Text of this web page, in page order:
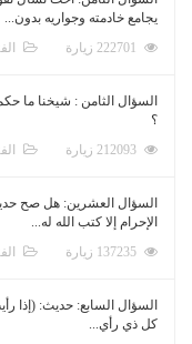
يجامع خادمته وجواريه بدون...
السؤال الثامن : شيخنا ما
؟
السؤال العشرين: هل صح
الإحرام إلا كتب الله له...
السؤال السابع: حديث: (إذا
كل ذي رأي...